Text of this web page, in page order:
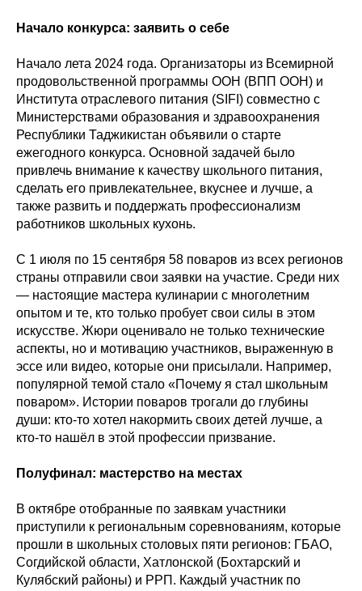
Начало конкурса: заявить о себе
Начало лета 2024 года. Организаторы из Всемирной
продовольственной программы ООН (ВПП ООН) и
Института отраслевого питания (SIFI) совместно с
Министерствами образования и здравоохранения
Республики Таджикистан объявили о старте
ежегодного конкурса. Основной задачей было
привлечь внимание к качеству школьного питания,
сделать его привлекательнее, вкуснее и лучше, а
также развить и поддержать профессионализм
работников школьных кухонь.
С 1 июля по 15 сентября 58 поваров из всех регионов
страны отправили свои заявки на участие. Среди них
— настоящие мастера кулинарии с многолетним
опытом и те, кто только пробует свои силы в этом
искусстве. Жюри оценивало не только технические
аспекты, но и мотивацию участников, выраженную в
эссе или видео, которые они присылали. Например,
популярной темой стало «Почему я стал школьным
поваром». Истории поваров трогали до глубины
души: кто-то хотел накормить своих детей лучше, а
кто-то нашёл в этой профессии призвание.
Полуфинал: мастерство на местах
В октябре отобранные по заявкам участники
приступили к региональным соревнованиям, которые
прошли в школьных столовых пяти регионов: ГБАО,
Согдийской области, Хатлонской (Бохтарский и
Кулябский районы) и РРП. Каждый участник по